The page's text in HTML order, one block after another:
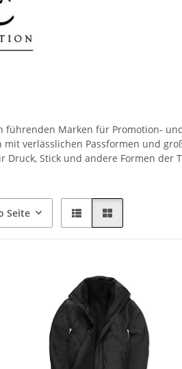
führenden Marken für Promotion-
mit verlässlichen Passformen und
Stick und andere Formen der
Seite